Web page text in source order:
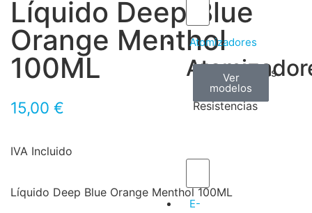
Atomizadores
Claromizadores
Ver
modelos
Reconstruíveis
Ver
modelos
Resistencias
Ver
modelos
E-
Líquido Deep Blue
Orange Menthol
100ML
15,00 €
IVA Incluido
Líquido Deep Blue Orange Menthol 100ML